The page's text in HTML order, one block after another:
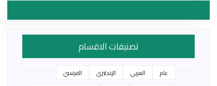
تصنيفات الاقسام
عام العربي الإنجليزي
الفرنسي